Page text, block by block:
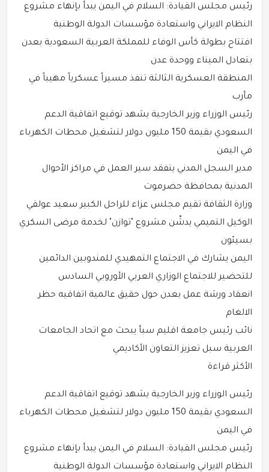
رئيس مجلس القيادة: السلام في اليمن يبدأ بإنهاء مشروع
النظام الايراني واستعادة مؤسسات الدولة الوطنية
افتتاح بطولة كأس الوفاء للمملكة العربية السعودية بعدن
بتعادل الميناء ووحدة عدن
المنطقة العسكرية الثالثة تنفذ مسيراً عسكرياً مهيباً في
مأرب
رئيس الوزراء وزير الخارجية يشهد توقيع اتفاقية الدعم
السعودي بقيمة 150 مليون دولار لتشغيل محطات الكهرباء
في اليمن
مدير السجل المدني يتفقد سير العمل في مراكز الأحوال
المدنية بمحافظة حضرموت
وزارة الثقافة تقيم مجلس عزاء للراحل الكبير سعيد عولقي
الوكيل التميمي يدشّن مشروع "توازن" لخدمة مرضى السكري
بسيئون
اليمن يشارك في الاجتماع التمهيدي للمندوبين الدائمين
للتحضير للاجتماع الوزاري العربي الأوروبي السادس
انعقاد ورشة عمل بعدن حول حقيق عالمية اتفاقيه حظر
الالغام
نائب رئيس جامعة اقليم سبأ يبحث مع اتحاد الجامعات
العربية سبل تعزيز التعاون الأكاديمي
الأكثر قراءة
رئيس الوزراء وزير الخارجية يشهد توقيع اتفاقية الدعم
السعودي بقيمة 150 مليون دولار لتشغيل محطات الكهرباء
في اليمن
رئيس مجلس القيادة: السلام في اليمن يبدأ بإنهاء مشروع
النظام الايراني واستعادة مؤسسات الدولة الوطنية